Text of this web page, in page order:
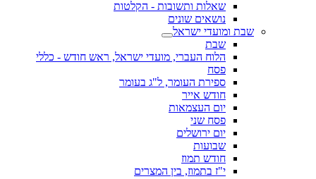
שאלות ותשובות - הקלטות
נושאים שונים
שבת ומועדי ישראל
שבת
הלוח העברי, מועדי ישראל, ראש חודש - כללי
פסח
ספירת העומר, ל"ג בעומר
חודש אייר
יום העצמאות
פסח שני
יום ירושלים
שבועות
חודש תמוז
י"ז בתמוז, בין המצרים